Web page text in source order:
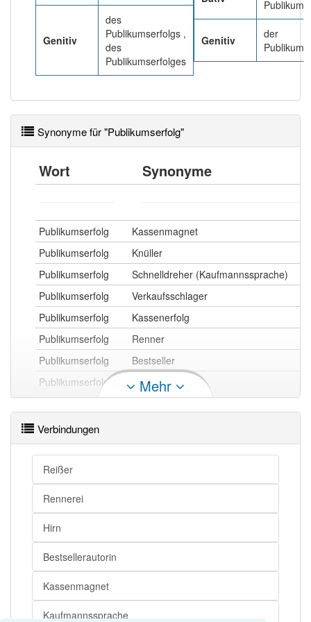
Genitiv
des
Publikumserfolgs ,
des
Publikumserfolges
Genitiv
der
Synonyme für "Publikumserfolg"
Wort Synonyme
Publikumserfolg
Kassenmagnet
Publikumserfolg
Knüller
Publikumserfolg
Schnelldreher (Kaufmannssprache)
Publikumserfolg
Verkaufsschlager
Publikumserfolg
Kassenerfolg
Publikumserfolg
Renner
Publikumserfolg
Bestseller
Publikumserfolg
Hit
Publikumserfolg
Publikumserfolg
Reißer
Publikumserfolg openthesaurus
Mehr
Verbindungen
Reißer
Rennerei
Hirn
Bestsellerautorin
Kassenmagnet
Kaufmannssprache